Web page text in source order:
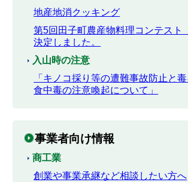
地産地消クッキング
第5回田子町農産物料理コンテス
決定しました。
入山時の注意
「キノコ採り等の遭難事故防止と
食中毒の注意喚起について」
事業者向け情報
商工業
創業や事業承継など相談したい方へ